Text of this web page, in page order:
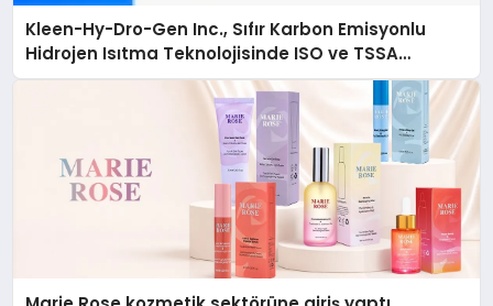
Kleen-Hy-Dro-Gen Inc., Sıfır Karbon Emisyonlu
Hidrojen Isıtma Teknolojisinde ISO ve TSSA
Düzenleyici Onaylarını Aldı